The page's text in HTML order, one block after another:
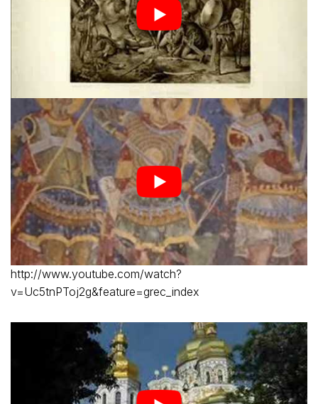
http://www.youtube.com/watch?
v=Uc5tnPToj2g&feature=grec_index